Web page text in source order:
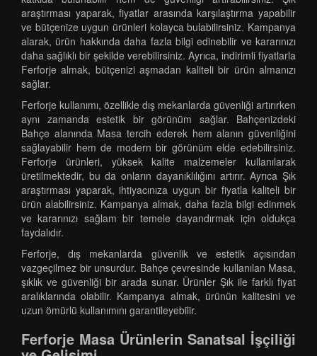
araştırması yaparak, fiyatlar arasında karşılaştırma yapabilir
ve bütçenize uygun ürünleri kolayca bulabilirsiniz. Kampanya
alarak, ürün hakkında daha fazla bilgi edinebilir ve kararınızı
daha sağlıklı bir şekilde verebilirsiniz. Ayrıca, indirimli fiyatlarla
Ferforje almak, bütçenizi aşmadan kaliteli bir ürün almanızı
sağlar.
Ferforje kullanımı, özellikle dış mekanlarda güvenliği artırırken
aynı zamanda estetik bir görünüm sağlar. Bahçenizdeki
Bahçe alanında Masa tercih ederek hem alanın güvenliğini
sağlayabilir hem de modern bir görünüm elde edebilirsiniz.
Ferforje ürünleri, yüksek kalite malzemeler kullanılarak
üretilmektedir, bu da onların dayanıklılığını artırır. Ayrıca Şık
araştırması yaparak, ihtiyacınıza uygun bir fiyatla kaliteli bir
ürün alabilirsiniz. Kampanya almak, daha fazla bilgi edinmek
ve kararınızı sağlam bir temele dayandırmak için oldukça
faydalıdır.
Ferforje, dış mekanlarda güvenlik ve estetik açısından
vazgeçilmez bir unsurdur. Bahçe çevresinde kullanılan Masa,
şıklık ve güvenliği bir arada sunar. Ürünler Şık ile farklı fiyat
aralıklarında olabilir. Kampanya almak, ürünün kalitesini ve
uzun ömürlü kullanımını garantileyebilir.
Ferforje Masa Ürünlerin Sanatsal İşçiliği